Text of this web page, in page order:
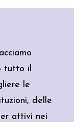
tutto il
le
delle
attivi nei